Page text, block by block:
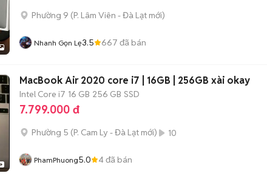
Phường 9 (P. Lâm Viên - Đà Lạt mới)
Nhanh Gọn Lẹ3.5 667 đã bán
MacBook Air 2020 core i7 | 16GB | 256GB xài okay
Intel Core i7 16 GB 256 GB SSD
7.799.000 đ
Phường 5 (P. Cam Ly - Đà Lạt mới) 10
PhamPhuong5.0 4đã bán